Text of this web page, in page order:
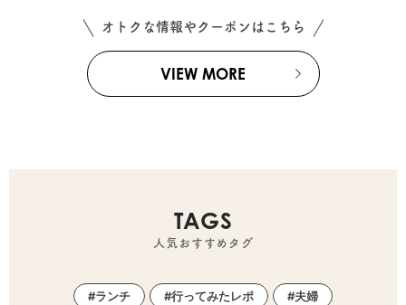
オトクな情報やクーポンはこちら
VIEW MORE
TAGS
人気おすすめタグ
ランチ 行ってみたレポ 夫婦